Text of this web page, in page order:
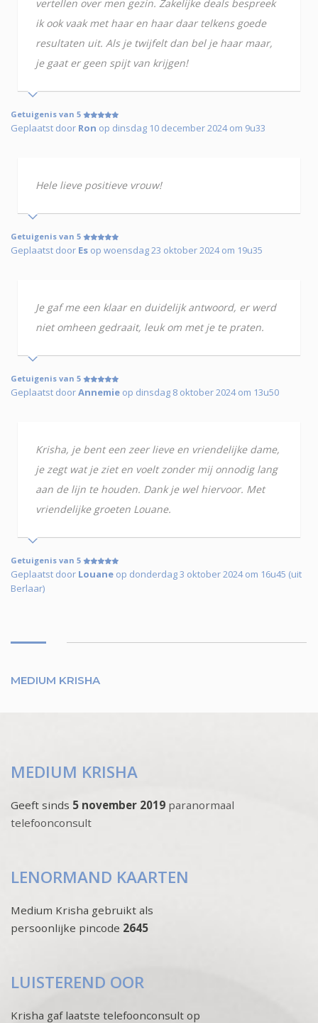
vertellen over men gezin. Zakelijke deals bespreek
ik ook vaak met haar en haar daar telkens goede
resultaten uit. Als je twijfelt dan bel je haar maar,
je gaat er geen spijt van krijgen!
Getuigenis van 5
Geplaatst door Ron op dinsdag 10 december 2024 om 9u33
Hele lieve positieve vrouw!
Getuigenis van 5
Geplaatst door Es op woensdag 23 oktober 2024 om 19u35
Je gaf me een klaar en duidelijk antwoord, er werd
niet omheen gedraait, leuk om met je te praten.
Getuigenis van 5
Geplaatst doorAnnemie op dinsdag 8 oktober 2024 om 13u50
Krisha, je bent een zeer lieve en vriendelijke dame,
je zegt wat je ziet en voelt zonder mij onnodig lang
aan de lijn te houden. Dank je wel hiervoor. Met
vriendelijke groeten Louane.
Getuigenis van 5
Geplaatst door Louane op donderdag 3 oktober 2024 om 16u45 (uit
Berlaar)
MEDIUM KRISHA
MEDIUM KRISHA
Geeft sinds 5 november 2019 paranormaal
telefoonconsult
LENORMAND KAARTEN
Medium Krisha gebruikt als
persoonlijke pincode 2645
LUISTEREND OOR
Krisha gaf laatste telefoonconsult op